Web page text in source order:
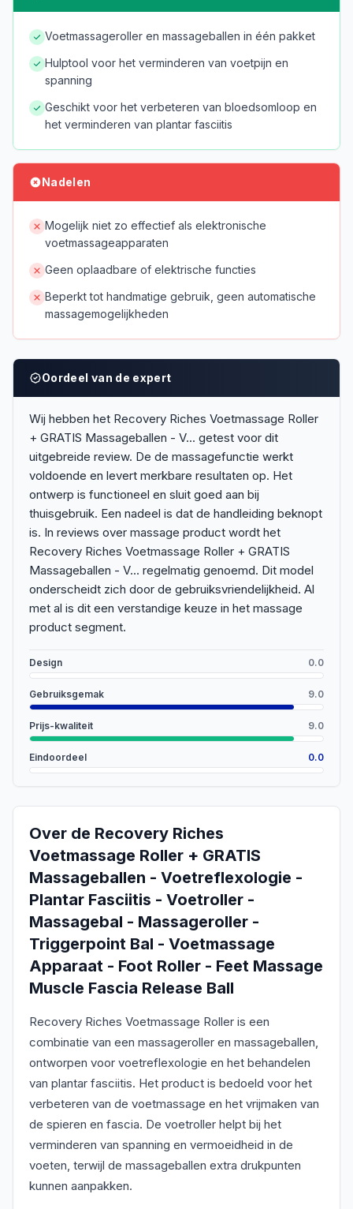
Voetmassageroller en massageballen in één pakket
Hulptool voor het verminderen van voetpijn en
spanning
Geschikt voor het verbeteren van bloedsomloop en
het verminderen van plantar fasciitis
Nadelen
Mogelijk niet zo effectief als elektronische
voetmassageapparaten
Geen oplaadbare of elektrische functies
Beperkt tot handmatige gebruik, geen automatische
massagemogelijkheden
Oordeel van de expert
Wij hebben het Recovery Riches Voetmassage Roller
+ GRATIS Massageballen - V... getest voor dit
uitgebreide review. De de massagefunctie werkt
voldoende en levert merkbare resultaten op. Het
ontwerp is functioneel en sluit goed aan bij
thuisgebruik. Een nadeel is dat de handleiding beknopt
is. In reviews over massage product wordt het
Recovery Riches Voetmassage Roller + GRATIS
Massageballen - V... regelmatig genoemd. Dit model
onderscheidt zich door de gebruiksvriendelijkheid. Al
met al is dit een verstandige keuze in het massage
product segment.
Design 0.0
Gebruiksgemak 9.0
Prijs-kwaliteit 9.0
Eindoordeel 0.0
Over de Recovery Riches
Voetmassage Roller + GRATIS
Massageballen - Voetreflexologie -
Plantar Fasciitis - Voetroller -
Massagebal - Massageroller -
Triggerpoint Bal - Voetmassage
Apparaat - Foot Roller - Feet Massage
Muscle Fascia Release Ball
Recovery Riches Voetmassage Roller is een
combinatie van een massageroller en massageballen,
ontworpen voor voetreflexologie en het behandelen
van plantar fasciitis. Het product is bedoeld voor het
verbeteren van de voetmassage en het vrijmaken van
de spieren en fascia. De voetroller helpt bij het
verminderen van spanning en vermoeidheid in de
voeten, terwijl de massageballen extra drukpunten
kunnen aanpakken.